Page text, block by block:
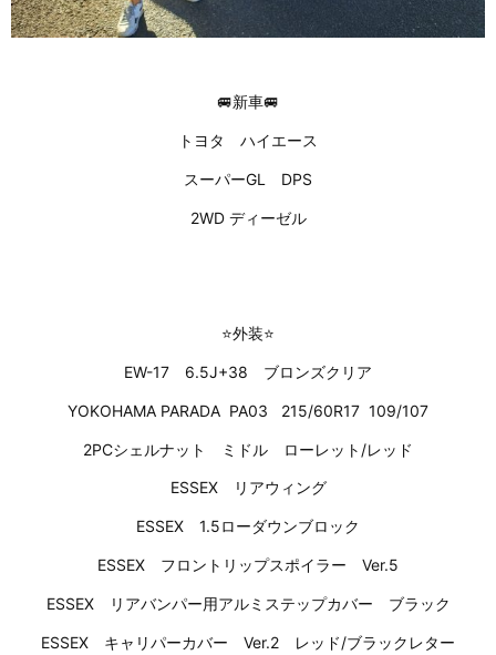
🚐新車🚐
トヨタ ハイエース
スーパーGL DPS
2WD ディーゼル
⭐外装⭐
EW-17 6.5J+38 ブロンズクリア
YOKOHAMA PARADA PA03 215/60R17 109/107
2PCシェルナット ミドル ローレット/レッド
ESSEX リアウィング
ESSEX 1.5ローダウンブロック
ESSEX フロントリップスポイラー Ver.5
ESSEX リアバンパー用アルミステップカバー ブラック
ESSEX キャリパーカバー Ver.2 レッド/ブラックレター